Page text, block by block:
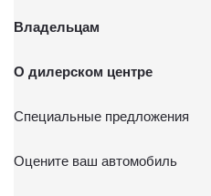
Владельцам
О дилерском центре
Специальные предложения
Оцените ваш автомобиль